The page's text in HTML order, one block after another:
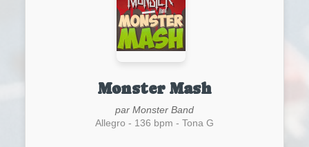
Monster Mash
par Monster Band
Allegro - 136 bpm - Tona G